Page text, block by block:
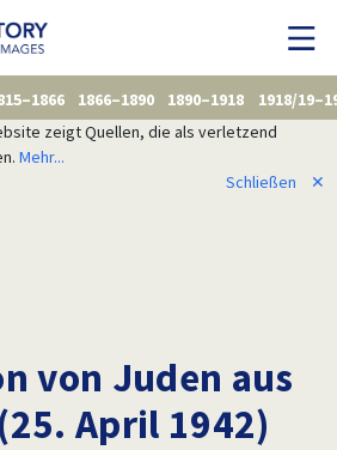
1866–1890 1890–1918
1918/
zeigt Quellen, die als verletzend
Mehr...
Schließen
✕
von Juden aus
April 1942)